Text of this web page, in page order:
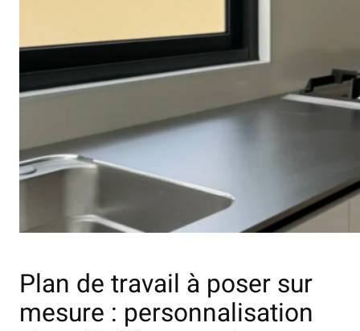
Plan de travail à poser sur
mesure : personnalisation